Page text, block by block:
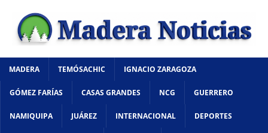
MADERA TEMÓSACHIC IGNACIO ZARAGOZA
GÓMEZ FARÍAS CASAS GRANDES NCG GUERRERO
NAMIQUIPA JUÁREZ INTERNACIONAL DEPORTES